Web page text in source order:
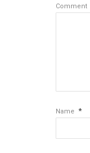
Comment
Name *